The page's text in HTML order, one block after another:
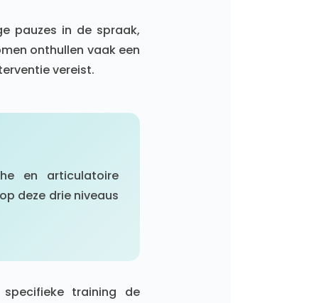
pauzes in de spraak,
onthullen vaak een
vereist.
en articulatoire
deze drie niveaus
training de